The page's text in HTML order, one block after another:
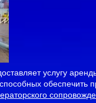
услугу
обеспечить